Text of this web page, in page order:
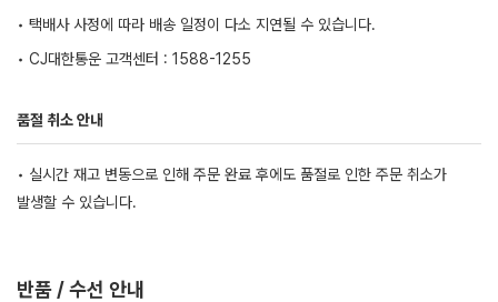
• 택배사 사정에 따라 배송 일정이 다소 지연될 수 있습니다.
• CJ대한통운 고객센터 : 1588-1255
품절 취소 안내
• 실시간 재고 변동으로 인해 주문 완료 후에도 품절로 인한 주문 취소가
발생할 수 있습니다.
반품 / 수선 안내